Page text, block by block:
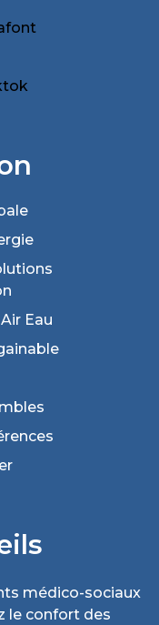
Eau
médico-sociaux
le confort des